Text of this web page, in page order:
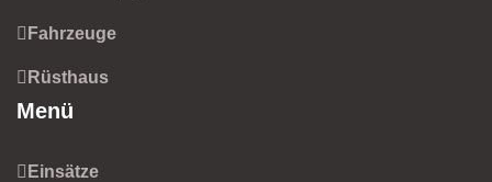
Fahrzeuge
Rüsthaus
Menü
Einsätze